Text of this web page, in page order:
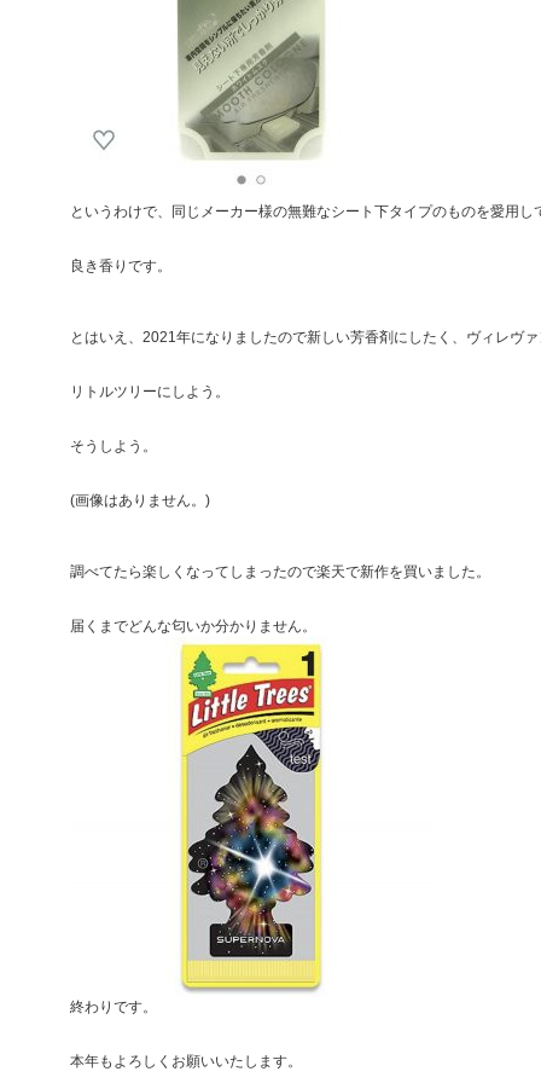
というわけで、同じメーカー様の無難なシート下タイプのものを愛用し
良き香りです。
とはいえ、2021年になりましたので新しい芳香剤にしたく、ヴィレヴ
リトルツリーにしよう。
そうしよう。
(画像はありません。)
調べてたら楽しくなってしまったので楽天で新作を買いました。
届くまでどんな匂いか分かりません。
終わりです。
本年もよろしくお願いいたします。